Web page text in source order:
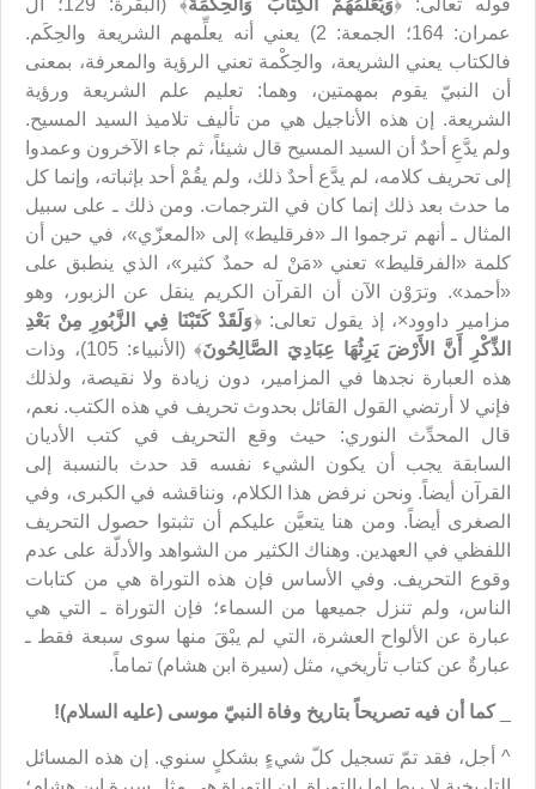
قوله تعالى: ﴿وَيُعَلِّمُهُمْ الْكِتَابَ وَالْحِكْمَةَ
﴾ (البقرة: 129؛ آل
عمران: 164؛ الجمعة: 2) يعني أنه يعلِّمهم الشريعة والحِكَم.
فالكتاب يعني الشريعة، والحِكْمة تعني الرؤية والمعرفة، بمعنى
أن النبيّ يقوم بمهمتين، وهما: تعليم علم الشريعة ورؤية
الشريعة. إن هذه الأناجيل هي من تأليف تلاميذ السيد المسيح.
ولم يدَّعِ أحدٌ أن السيد المسيح قال شيئاً، ثم جاء الآخرون وعمدوا
إلى تحريف كلامه، لم يدَّع أحدٌ ذلك، ولم يقُمْ أحد بإثباته، وإنما كل
ما حدث بعد ذلك إنما كان في الترجمات. ومن ذلك ـ على سبيل
المثال ـ أنهم ترجموا الـ «فرقليط» إلى «المعزّي»، في حين أن
كلمة «الفرقليط» تعني «مَنْ له حمدٌ كثير»، الذي ينطبق على
«أحمد». وترَوْن الآن أن القرآن الكريم ينقل عن الزبور، وهو
مزامير داوود×، إذ يقول تعالى: ﴿وَلَقَدْ كَتَبْنَا فِي الزَّبُورِ مِنْ بَعْدِ
الذِّكْرِ أَنَّ الأَرْضَ يَرِثُهَا عِبَادِيَ الصَّالِحُونَ
﴾ (الأنبياء: 105)، وذات
هذه العبارة نجدها في المزامير، دون زيادة ولا نقيصة، ولذلك
فإني لا أرتضي القول القائل بحدوث تحريف في هذه الكتب. نعم،
قال المحدِّث النوري: حيث وقع التحريف في كتب الأديان
السابقة يجب أن يكون الشيء نفسه قد حدث بالنسبة إلى
القرآن أيضاً. ونحن نرفض هذا الكلام، ونناقشه في الكبرى، وفي
الصغرى أيضاً. ومن هنا يتعيَّن عليكم أن تثبتوا حصول التحريف
اللفظي في العهدين. وهناك الكثير من الشواهد والأدلّة على عدم
وقوع التحريف. وفي الأساس فإن هذه التوراة هي من كتابات
الناس، ولم تنزل جميعها من السماء؛ فإن التوراة ـ التي هي
عبارة عن الألواح العشرة، التي لم يبْقَ منها سوى سبعة فقط ـ
عبارةٌ عن كتاب تأريخي، مثل (سيرة ابن هشام) تماماً.
كما أن فيه تصريحاً بتاريخ وفاة النبيّ موسى (عليه السلام)!
^ أجل، فقد تمّ تسجيل كلّ شيءٍ بشكلٍ سنوي. إن هذه المسائل